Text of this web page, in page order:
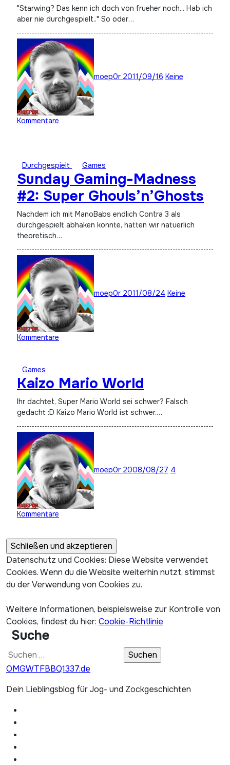
"Starwing? Das kenn ich doch von frueher noch... Hab ich
aber nie durchgespielt.." So oder…
moep0r 2011/09/16 Keine
Kommentare
Durchgespielt Games
Sunday Gaming-Madness
#2: Super Ghouls’n’Ghosts
Nachdem ich mit ManoBabs endlich Contra 3 als
durchgespielt abhaken konnte, hatten wir natuerlich
theoretisch…
moep0r 2011/08/24 Keine
Kommentare
Games
Kaizo Mario World
Ihr dachtet, Super Mario World sei schwer? Falsch
gedacht :D Kaizo Mario World ist schwer.…
moep0r 2008/08/27 4
Kommentare
Datenschutz und Cookies: Diese Website verwendet
Cookies. Wenn du die Website weiterhin nutzt, stimmst
du der Verwendung von Cookies zu.
Weitere Informationen, beispielsweise zur Kontrolle von
Cookies, findest du hier: Cookie-Richtlinie
Suche
Suchen
nach:
OMGWTFBBQ1337.de
Dein Lieblingsblog für Jog- und Zockgeschichten